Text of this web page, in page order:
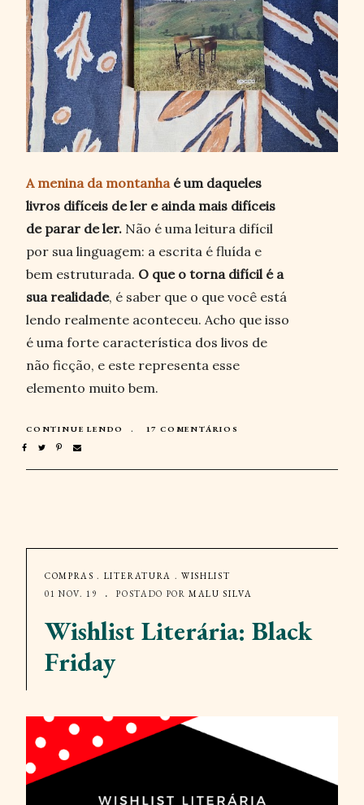
A menina da montanhaé um daqueles
livros difíceis de ler e ainda mais difíceis
de parar de ler. Não é uma leitura difícil
por sua linguagem: a escrita é fluída e
bem estruturada. O que o torna difícil é a
sua realidade, é saber que o que você está
lendo realmente aconteceu. Acho que isso
é uma forte característica dos livos de
não ficção, e este representa esse
elemento muito bem.
CONTINUE LENDO 17 COMENTÁRIOS
COMPRAS . LITERATURA . WISHLIST
01 NOV. 19
POSTADO PORMALU SILVA
Wishlist Literária: Black
Friday